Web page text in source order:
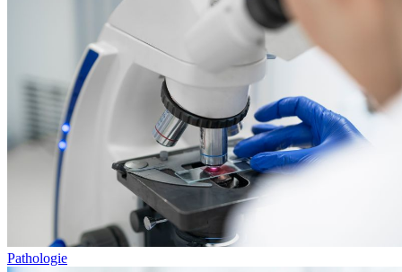
Pathologie